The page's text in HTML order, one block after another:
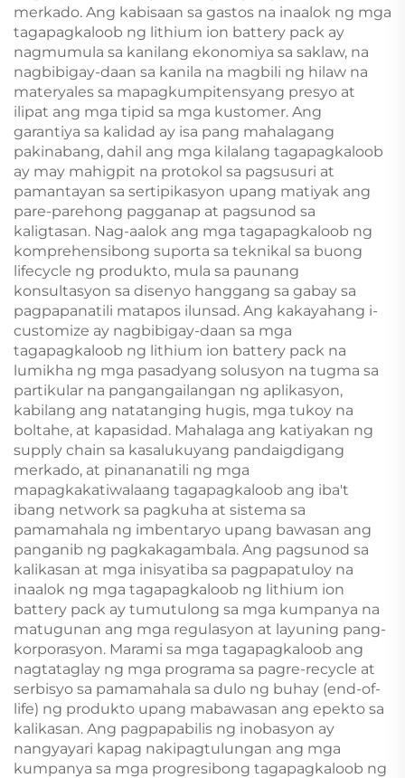
merkado. Ang kabisaan sa gastos na inaalok ng mga
tagapagkaloob ng lithium ion battery pack ay
nagmumula sa kanilang ekonomiya sa saklaw, na
nagbibigay-daan sa kanila na magbili ng hilaw na
materyales sa mapagkumpitensyang presyo at
ilipat ang mga tipid sa mga kustomer. Ang
garantiya sa kalidad ay isa pang mahalagang
pakinabang, dahil ang mga kilalang tagapagkaloob
ay may mahigpit na protokol sa pagsusuri at
pamantayan sa sertipikasyon upang matiyak ang
pare-parehong pagganap at pagsunod sa
kaligtasan. Nag-aalok ang mga tagapagkaloob ng
komprehensibong suporta sa teknikal sa buong
lifecycle ng produkto, mula sa paunang
konsultasyon sa disenyo hanggang sa gabay sa
pagpapanatili matapos ilunsad. Ang kakayahang i-
customize ay nagbibigay-daan sa mga
tagapagkaloob ng lithium ion battery pack na
lumikha ng mga pasadyang solusyon na tugma sa
partikular na pangangailangan ng aplikasyon,
kabilang ang natatanging hugis, mga tukoy na
boltahe, at kapasidad. Mahalaga ang katiyakan ng
supply chain sa kasalukuyang pandaigdigang
merkado, at pinananatili ng mga
mapagkakatiwalaang tagapagkaloob ang iba't
ibang network sa pagkuha at sistema sa
pamamahala ng imbentaryo upang bawasan ang
panganib ng pagkakagambala. Ang pagsunod sa
kalikasan at mga inisyatiba sa pagpapatuloy na
inaalok ng mga tagapagkaloob ng lithium ion
battery pack ay tumutulong sa mga kumpanya na
matugunan ang mga regulasyon at layuning pang-
korporasyon. Marami sa mga tagapagkaloob ang
nagtataglay ng mga programa sa pagre-recycle at
serbisyo sa pamamahala sa dulo ng buhay (end-of-
life) ng produkto upang mabawasan ang epekto sa
kalikasan. Ang pagpapabilis ng inobasyon ay
nangyayari kapag nakipagtulungan ang mga
kumpanya sa mga progresibong tagapagkaloob ng